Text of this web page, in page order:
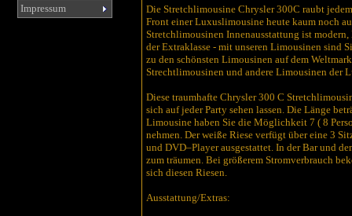
Impressum
Die Stretchlimousine Chrysler 300C raubt
Front einer Luxuslimousine heute kaum noch
Stretchlimousinen Innenausstattung ist
der Extraklasse - mit unseren Limousinen sind
zu den schönsten Limousinen auf dem
Strechtlimousinen und andere Limousinen der
Diese traumhafte Chrysler 300 C
sich auf jeder Party sehen lassen. Die Länge
Limousine haben Sie die Möglichkeit 7 ( 8
nehmen. Der weiße Riese verfügt über eine 3
und DVD–Player ausgestattet. In der Bar und
zum träumen. Bei größerem Stromverbrauch
sich diesen Riesen.
Ausstattung/Extras: